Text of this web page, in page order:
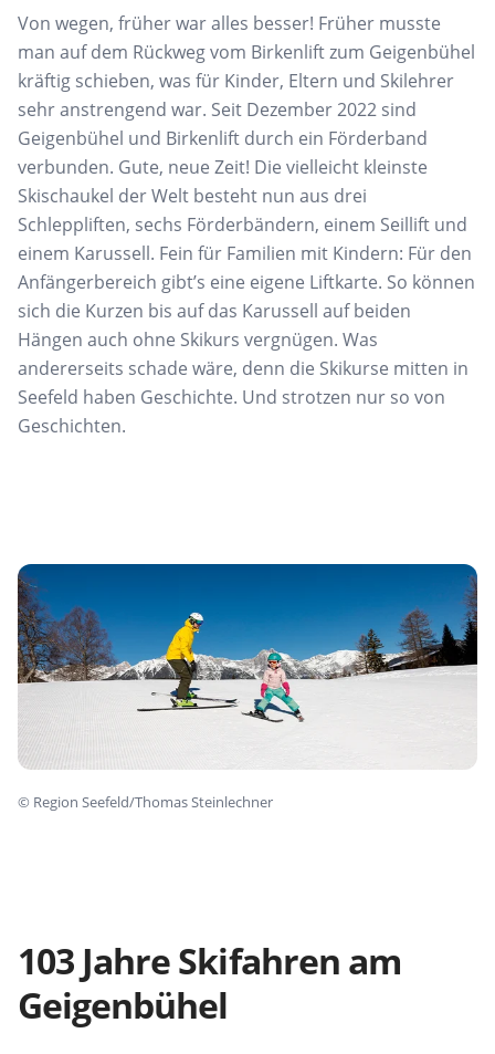
Von wegen, früher war alles besser! Früher musste
man auf dem Rückweg vom Birkenlift zum Geigenbühel
kräftig schieben, was für Kinder, Eltern und Skilehrer
sehr anstrengend war. Seit Dezember 2022 sind
Geigenbühel und Birkenlift durch ein Förderband
verbunden. Gute, neue Zeit! Die vielleicht kleinste
Skischaukel der Welt besteht nun aus drei
Schleppliften, sechs Förderbändern, einem Seillift und
einem Karussell. Fein für Familien mit Kindern: Für den
Anfängerbereich gibt’s eine eigene Liftkarte. So können
sich die Kurzen bis auf das Karussell auf beiden
Hängen auch ohne Skikurs vergnügen. Was
andererseits schade wäre, denn die Skikurse mitten in
Seefeld haben Geschichte. Und strotzen nur so von
Geschichten.
© Region Seefeld/Thomas Steinlechner
103 Jahre Skifahren am
Geigenbühel